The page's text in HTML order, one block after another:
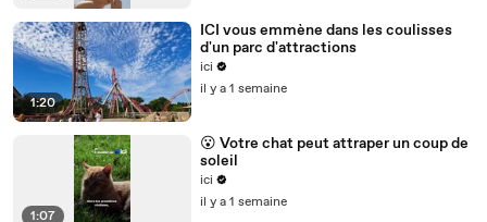
1:20
ICI vous emmène dans les coulisses
d'un parc d'attractions
ici
il y a 1 semaine
1:07
😮 Votre chat peut attraper un coup de
soleil
ici
il y a 1 semaine